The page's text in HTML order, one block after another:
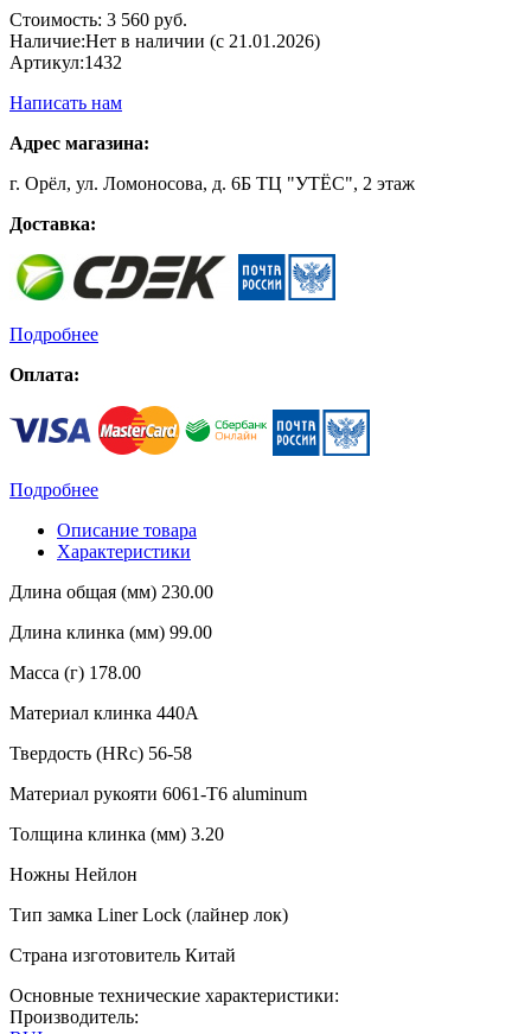
Стоимость: 3 560 руб.
Наличие:Нет в наличии (с 21.01.2026)
Артикул:1432
Написать нам
Адрес магазина:
г. Орёл, ул. Ломоносова, д. 6Б ТЦ "УТЁС", 2 этаж
Доставка:
Подробнее
Оплата:
Подробнее
Описание товара
Характеристики
Длина общая (мм) 230.00
Длина клинка (мм) 99.00
Масса (г) 178.00
Материал клинка 440A
Твердость (HRc) 56-58
Материал рукояти 6061-T6 aluminum
Толщина клинка (мм) 3.20
Ножны Нейлон
Тип замка Liner Lock (лайнер лок)
Страна изготовитель Китай
Основные технические характеристики:
Производитель: